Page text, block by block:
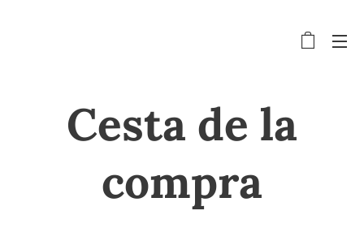
Cesta de la
compra